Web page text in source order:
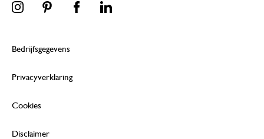
Bedrijfsgegevens
Privacyverklaring
Cookies
Disclaimer